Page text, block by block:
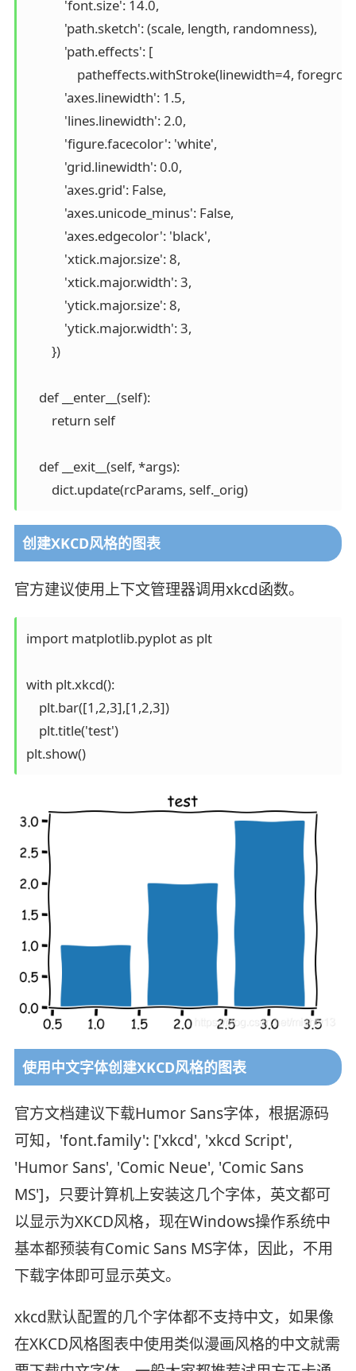
            'font.size': 14.0,
            'path.sketch': (scale, length, randomness),
            'path.effects': [
patheffects.withStroke(linewidth=4,
            'axes.linewidth': 1.5,
            'lines.linewidth': 2.0,
            'figure.facecolor': 'white',
            'grid.linewidth': 0.0,
            'axes.grid': False,
            'axes.unicode_minus': False,
            'axes.edgecolor': 'black',
            'xtick.major.size': 8,
            'xtick.major.width': 3,
            'ytick.major.size': 8,
            'ytick.major.width': 3,
        })
    def __enter__(self):
        return self
    def __exit__(self, *args):
        dict.update(rcParams, self._orig)
创建XKCD风格的图表
官方建议使用上下文管理器调用xkcd函数。
import matplotlib.pyplot as plt
with plt.xkcd():
    plt.bar([1,2,3],[1,2,3])
    plt.title('test')
plt.show()
使用中文字体创建XKCD风格的图表
官方文档建议下载Humor Sans字体，根据源码
可知，'font.family': ['xkcd', 'xkcd Script',
'Humor Sans', 'Comic Neue', 'Comic Sans
MS']，只要计算机上安装这几个字体，英文都可
以显示为XKCD风格，现在Windows操作系统中
基本都预装有Comic Sans MS字体，因此，不用
下载字体即可显示英文。
xkcd默认配置的几个字体都不支持中文，如果像
在XKCD风格图表中使用类似漫画风格的中文就需